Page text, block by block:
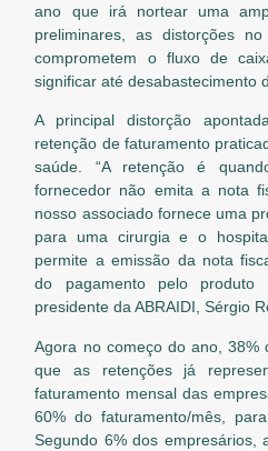
ano que irá nortear uma
preliminares, as distorções
comprometem o fluxo de
significar até desabastecimento
A principal distorção
retenção de faturamento
saúde. “A retenção é
fornecedor não emita a nota
nosso associado fornece uma
para uma cirurgia e o
permite a emissão da nota
do pagamento pelo produto
presidente da ABRAIDI, Sérgio
Agora no começo do ano, 38%
que as retenções já
faturamento mensal das
60% do faturamento/mês,
Segundo 6% dos empresários,